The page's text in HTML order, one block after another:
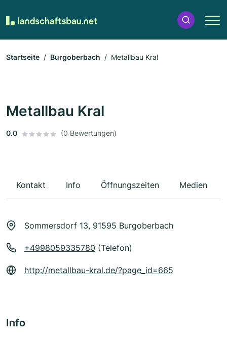
Startseite Burgoberbach Metallbau Kral
Metallbau Kral
0.0 (0 Bewertungen)
Kontakt Info Öffnungszeiten Medien
Sommersdorf 13, 91595 Burgoberbach
+4998059335780 (Telefon)
http://metallbau-kral.de/?page_id=665
Info